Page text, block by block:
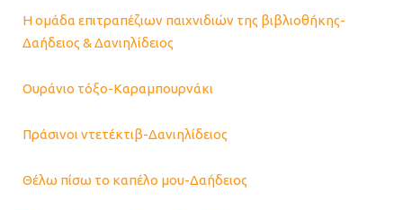
Η ομάδα επιτραπέζιων παιχνιδιών της βιβλιοθήκης-
Δαήδειος & Δανιηλίδειος
Ουράνιο τόξο-Καραμπουρνάκι
Πράσινοι ντετέκτιβ-Δανιηλίδειος
Θέλω πίσω το καπέλο μου-Δαήδειος